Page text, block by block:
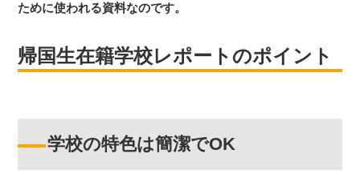
ために使われる資料なのです。
帰国生在籍学校レポートのポイント
学校の特色は簡潔でOK